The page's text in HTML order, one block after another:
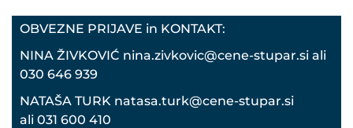
OBVEZNE PRIJAVE in KONTAKT:
NINA ŽIVKOVIĆ nina.zivkovic@cene-stupar.si ali
030 646 939
NATAŠA TURK natasa.turk@cene-stupar.si
ali 031 600 410